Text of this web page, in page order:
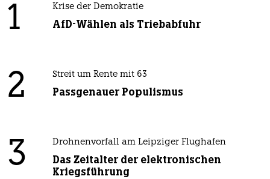
1 Krise der Demokratie
AfD-Wählen als Triebabfuhr
2 Streit um Rente mit 63
Passgenauer Populismus
3 Drohnenvorfall am Leipziger Flughafen
Das Zeitalter der elektronischen
Kriegsführung